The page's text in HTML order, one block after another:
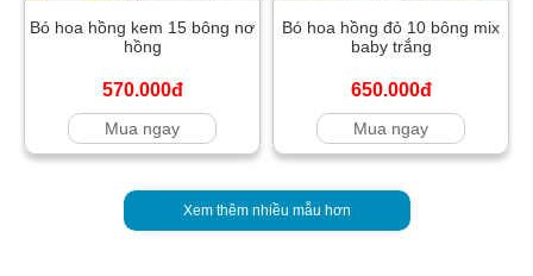
Bó hoa hồng kem 15 bông nơ
hồng
570.000đ
Mua ngay
Bó hoa hồng đỏ 10 bông mix
baby trắng
650.000đ
Mua ngay
Xem thêm nhiều mẫu hơn